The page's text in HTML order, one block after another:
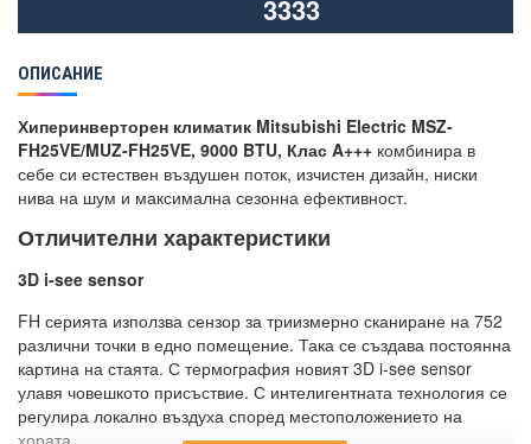
3333
ОПИСАНИЕ
Хиперинверторен климатик Mitsubishi Electric MSZ-
FH25VE/MUZ-FH25VE, 9000 BTU, Клас A+++ комбинира в
себе си естествен въздушен поток, изчистен дизайн, ниски
нива на шум и максимална сезонна ефективност.
Отличителни характеристики
3D i-see sensor
FH серията използва сензор за триизмерно сканиране на 752
различни точки в едно помещение. Така се създава постоянна
картина на стаята. С термография новият 3D i-see sensor
улавя човешкото присъствие. С интелигентната технология се
регулира локално въздуха според местоположението на
хората.